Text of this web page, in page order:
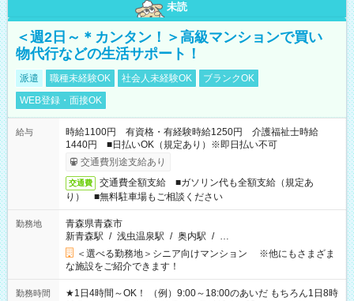
未読
＜週2日～＊カンタン！＞高級マンションで買い
物代行などの生活サポート！
派遣 職種未経験OK 社会人未経験OK
ブランクOK
WEB登録・面接OK
給与
時給1100円 有資格・有経験時給1250円 介護福祉士時給
1440円 ■日払いOK（規定あり）※即日払い不可
交通費別途支給あり
交通費
交通費全額支給 ■ガソリン代も全額支給（規定あ
り） ■無料駐車場もご相談ください
勤務地
青森県青森市
新青森駅 / 浅虫温泉駅 / 奥内駅 / …
＜選べる勤務地＞シニア向けマンション ※他にもさまざま
な施設をご紹介できます！
勤務時間
★1日4時間～OK！ （例）9:00～18:00のあいだ もちろん1日8時